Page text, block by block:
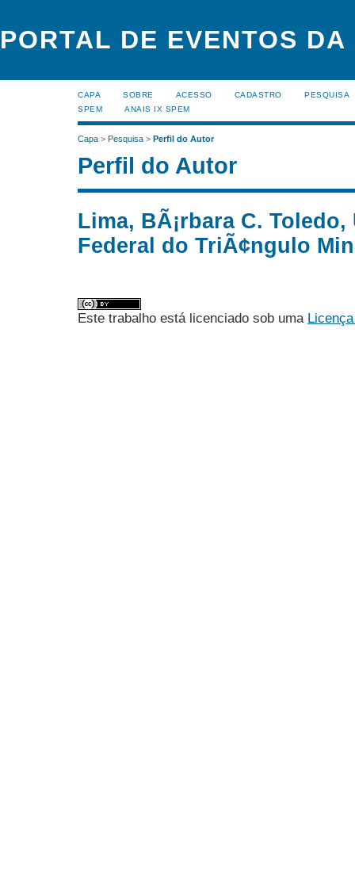
PORTAL DE EVENTOS DA
CAPA SOBRE ACESSO CADASTRO
PESQUISA
SPEM
ANAIS IX SPEM
Capa > Pesquisa > Perfil do Autor
Perfil do Autor
Lima, BÃ¡rbara C.
Federal do TriÃ¢ngulo
Este trabalho está licenciado sob uma